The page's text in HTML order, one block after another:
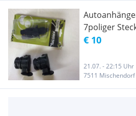
7poliger
€ 10
21.07. - 22:15 Uhr
7511 Mischendorf